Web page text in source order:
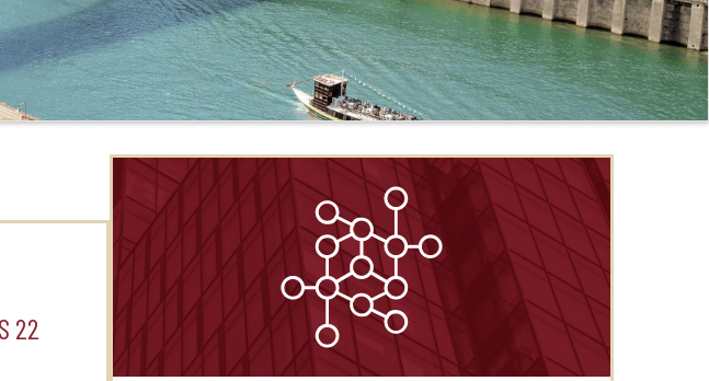
8
22